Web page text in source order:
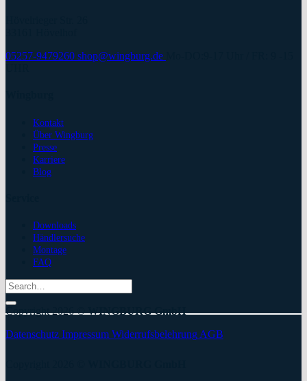
05257-9479260 shop@wingburg.de
Kontakt
Über Wingburg
Presse
Karriere
Blog
Downloads
Händlersuche
Montage
FAQ
Search
for:
Copyright 2026 ©WINGBURG GmbH
Datenschutz Impressum Widerrufsbelehrung AGB